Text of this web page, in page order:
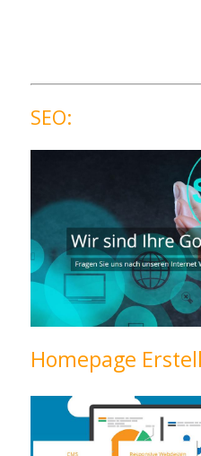
SEO:
Homepage